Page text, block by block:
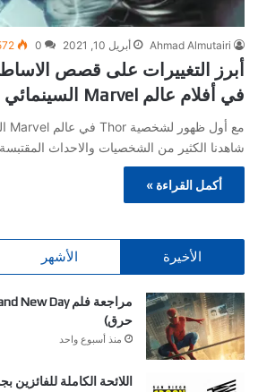
Ahmad Almutairi أبريل 10, 2021 0
أبرز التغييرات على قصص
في أفلام عالم Marvel السينمائي
شاهدنا الكثير من الشخصيات والاحداث
أكمل القراءة »
الأخيرة الأشهر
حرق)
منذ أسبوع واحد